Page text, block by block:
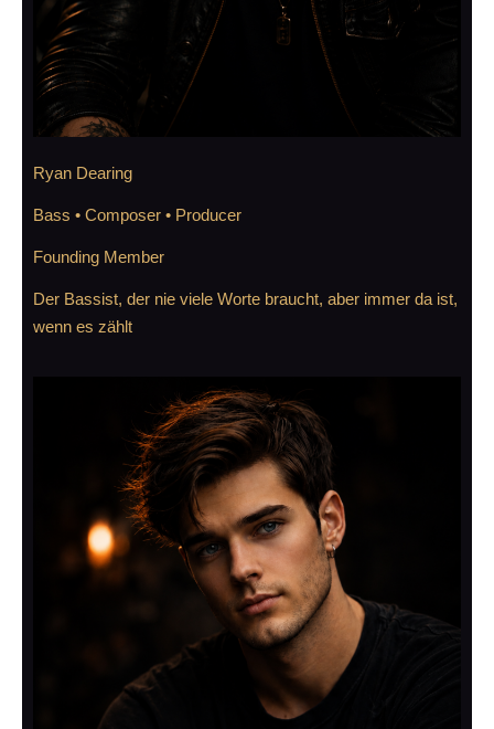
Ryan Dearing
Bass • Composer • Producer
Founding Member
Der Bassist, der nie viele Worte braucht, aber immer da ist,
wenn es zählt